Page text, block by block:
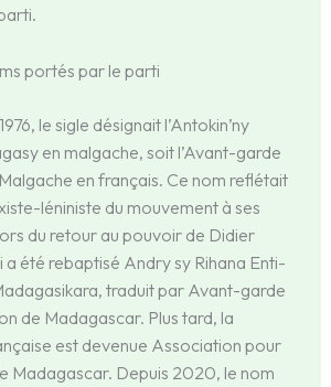
portés par le parti
le sigle désignait l’Antokin’ny
en malgache, soit l’Avant-garde
en français. Ce nom reflétait
léniniste du mouvement à ses
du retour au pouvoir de Didier
a été rebaptisé Andry sy Rihana Enti-
traduit par Avant-garde
de Madagascar. Plus tard, la
est devenue Association pour
Madagascar. Depuis 2020, le nom